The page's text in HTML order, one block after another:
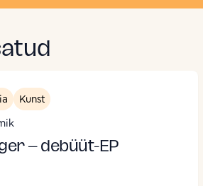
Kunst
– debüüt-EP